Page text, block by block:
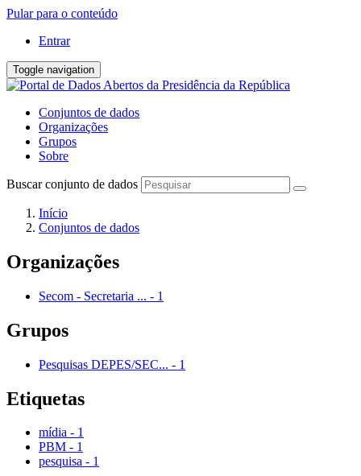
Pular para o conteúdo
Entrar
Toggle navigation
Conjuntos de dados
Organizações
Grupos
Sobre
Buscar conjunto de dados
Início
Conjuntos de dados
Organizações
Secom - Secretaria ... - 1
Grupos
Pesquisas DEPES/SEC... - 1
Etiquetas
mídia - 1
PBM - 1
pesquisa - 1